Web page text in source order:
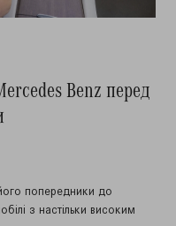
Benz перед
попередники до
з настільки високим